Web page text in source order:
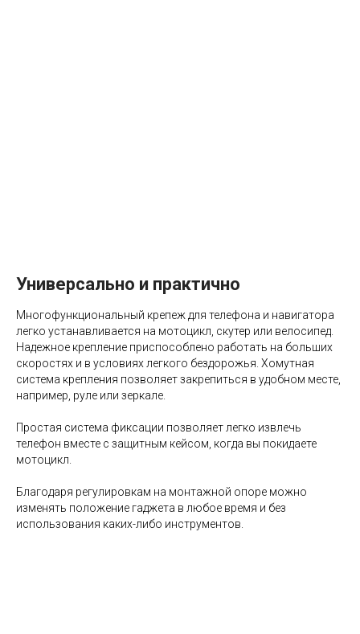
Универсально и практично
Многофункциональный крепеж для телефона и навигатора
легко устанавливается на мотоцикл, скутер или велосипед.
Надежное крепление приспособлено работать на больших
скоростях и в условиях легкого бездорожья. Хомутная
система крепления позволяет закрепиться в удобном месте,
например, руле или зеркале.
Простая система фиксации позволяет легко извлечь
телефон вместе с защитным кейсом, когда вы покидаете
мотоцикл.
Благодаря регулировкам на монтажной опоре можно
изменять положение гаджета в любое время и без
использования каких-либо инструментов.